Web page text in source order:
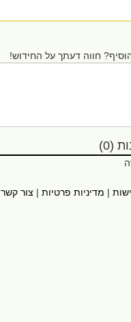
חווה דעתך על החידוש!
(0)
| מדיניות פרטיות | צור קשר